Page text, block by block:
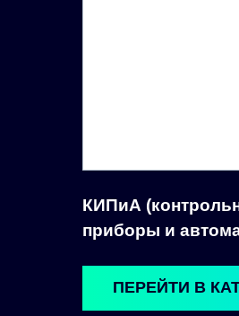
КИПиА
приборы и
ПЕРЕЙТИ В